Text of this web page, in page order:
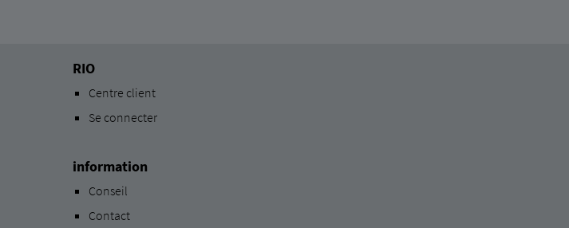
RIO
Centre client
Se connecter
information
Conseil
Contact